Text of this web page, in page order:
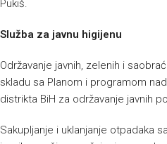
Pukiš.
Služba za javnu higijenu
Održavanje javnih, zelenih i
skladu sa Planom i programom
distrikta BiH za održavanje javnih
Sakupljanje i uklanjanje otpadaka